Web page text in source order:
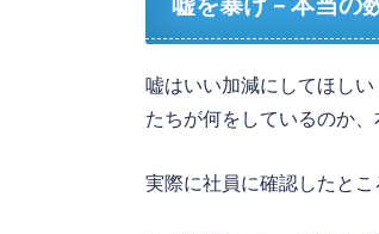
嘘はいい加減にしてほし
たちが何をしているのか
実際に社員に確認したとこ